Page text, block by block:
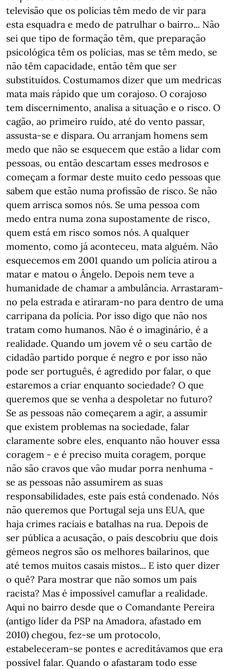
televisão que os polícias têm medo de vir para
esta esquadra e medo de patrulhar o bairro... Não
sei que tipo de formação têm, que preparação
psicológica têm os polícias, mas se têm medo, se
não têm capacidade, então têm que ser
substituídos. Costumamos dizer que um medricas
mata mais rápido que um corajoso. O corajoso
tem discernimento, analisa a situação e o risco. O
cagão, ao primeiro ruído, até do vento passar,
assusta-se e dispara. Ou arranjam homens sem
medo que não se esquecem que estão a lidar com
pessoas, ou então descartam esses medrosos e
começam a formar deste muito cedo pessoas que
sabem que estão numa profissão de risco. Se não
quem arrisca somos nós. Se uma pessoa com
medo entra numa zona supostamente de risco,
quem está em risco somos nós. A qualquer
momento, como já aconteceu, mata alguém. Não
esquecemos em 2001 quando um polícia atirou a
matar e matou o Ângelo. Depois nem teve a
humanidade de chamar a ambulância. Arrastaram-
no pela estrada e atiraram-no para dentro de uma
carripana da polícia. Por isso digo que não nos
tratam como humanos. Não é o imaginário, é a
realidade. Quando um jovem vê o seu cartão de
cidadão partido porque é negro e por isso não
pode ser português, é agredido por falar, o que
estaremos a criar enquanto sociedade? O que
queremos que se venha a despoletar no futuro?
Se as pessoas não começarem a agir, a assumir
que existem problemas na sociedade, falar
claramente sobre eles, enquanto não houver essa
coragem - e é preciso muita coragem, porque
não são cravos que vão mudar porra nenhuma -
se as pessoas não assumirem as suas
responsabilidades, este país está condenado. Nós
não queremos que Portugal seja uns EUA, que
haja crimes raciais e batalhas na rua. Depois de
ser pública a acusação, o país descobriu que dois
gémeos negros são os melhores bailarinos, que
até temos muitos casais mistos... E isto quer dizer
o quê? Para mostrar que não somos um país
racista? Mas é impossível camuflar a realidade.
Aqui no bairro desde que o Comandante Pereira
(antigo líder da PSP na Amadora, afastado em
2010) chegou, fez-se um protocolo,
estabeleceram-se pontes e acreditávamos que era
possível falar. Quando o afastaram todo esse